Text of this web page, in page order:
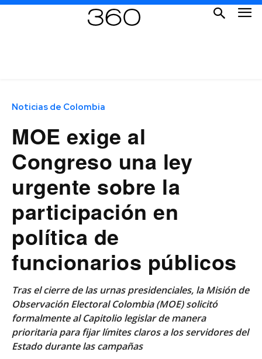
Noticias de Colombia
MOE exige al
Congreso una ley
urgente sobre la
participación en
política de
funcionarios públicos
Tras el cierre de las urnas presidenciales, la Misión de
Observación Electoral Colombia (MOE) solicitó
formalmente al Capitolio legislar de manera
prioritaria para fijar límites claros a los servidores del
Estado durante las campañas